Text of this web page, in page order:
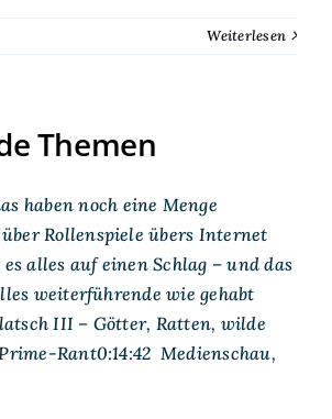
Weiterlesen
Themen
haben noch eine Menge
Rollenspiele übers Internet
alles auf einen Schlag – und das
weiterführende wie gehabt
III – Götter, Ratten, wilde
Rant0:14:42 Medienschau,